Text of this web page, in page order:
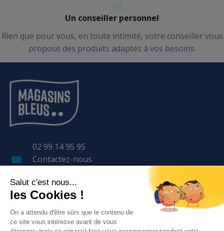
Un conseiller personnel
Rien que pour vous, en toute intimité, votre conseiller vous
propose des produits adaptés à vos besoins.
LE GROUPE
02 99 14 95 95
Contactez-nous
BP 57 401
35 170 BRUZ